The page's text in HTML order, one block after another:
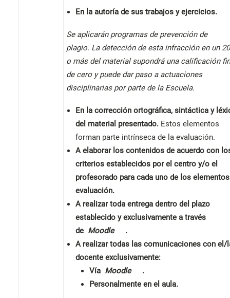
En la autoría de sus trabajos y ejercicios.
Se aplicarán programas de prevención de
plagio. La detección de esta infracción en un
o más del material supondrá una calificación
de cero y puede dar paso a actuaciones
disciplinarias por parte de la Escuela.
En la corrección ortográfica, sintáctica y
del material presentado. Estos elementos
forman parte intrínseca de la evaluación.
A elaborar los contenidos de acuerdo con
criterios establecidos por el centro y/o el
profesorado para cada uno de los
evaluación.
A realizar toda entrega dentro del plazo
establecido y exclusivamente a través
de Moodle
.
A realizar todas las comunicaciones con el/
docente exclusivamente:
Vía Moodle
.
Personalmente en el aula.